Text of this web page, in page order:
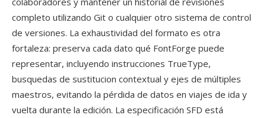
completo utilizando Git o cualquier otro sistema de control
de versiones. La exhaustividad del formato es otra
fortaleza: preserva cada dato qué FontForge puede
representar, incluyendo instrucciones TrueType,
busquedas de sustitucion contextual y ejes de múltiples
maestros, evitando la pérdida de datos en viajes de ida y
vuelta durante la edición. La especificación SFD está